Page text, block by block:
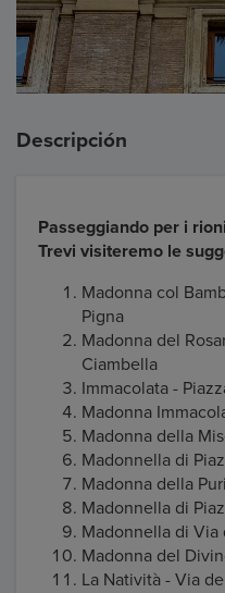
Descripción
Passeggiando per i
Trevi visiteremo le
Madonna col
Pigna
Madonna del
Ciambella
Immacolata -
Madonna
Madonna della
Madonnella di
Madonna della
Madonnella di
Madonnella di Via
Madonna del
La Natività - Via